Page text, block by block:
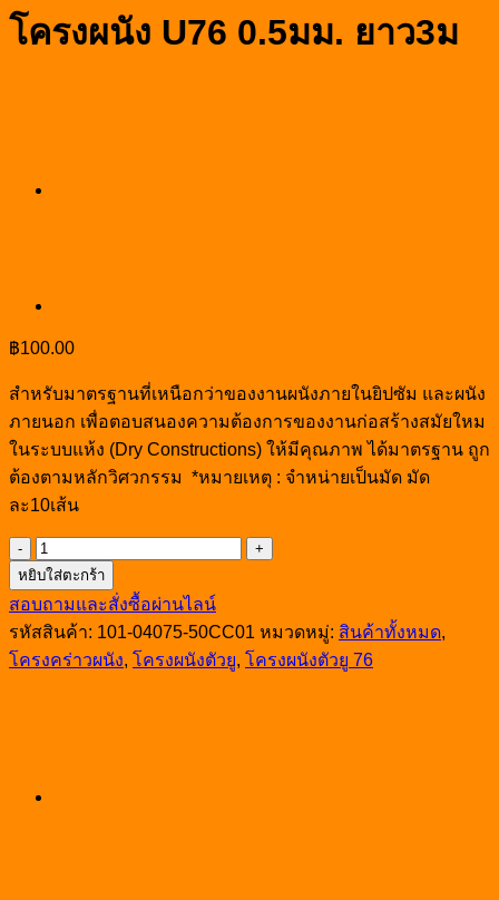
โครงผนัง U76 0.5มม. ยาว3ม
฿100.00
สำหรับมาตรฐานที่เหนือกว่าของงานผนังภายในยิปซัม และผนัง
ภายนอก เพื่อตอบสนองความต้องการของงานก่อสร้างสมัยใหม
ในระบบแห้ง (Dry Constructions) ให้มีคุณภาพ ได้มาตรฐาน ถูก
ต้องตามหลักวิศวกรรม *หมายเหตุ : จำหน่ายเป็นมัด มัด
ละ10เส้น
จำนวน
โครง
ผนัง
U76
0.5มม.
หยิบใส่ตะกร้า
สอบถามและสั่งซื้อผ่านไลน์
รหัสสินค้า: 101-04075-50CC01 หมวดหมู่: สินค้าทั้งหมด,
โครงคร่าวผนัง, โครงผนังตัวยู, โครงผนังตัวยู 76